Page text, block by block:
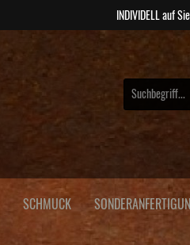
INDIVIDELL auf
SCHMUCK